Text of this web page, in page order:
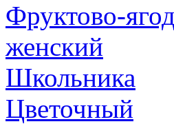
Фруктово-
женский
Школьника
Цветочный